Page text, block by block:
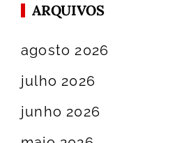
ARQUIVOS
agosto 2026
julho 2026
junho 2026